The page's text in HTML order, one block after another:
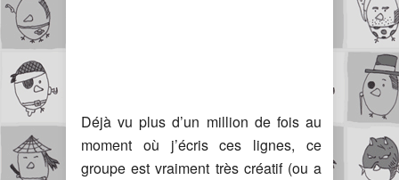
Déjà vu plus d’un million de fois au
moment où j’écris ces lignes, ce
groupe est vraiment très créatif (ou a